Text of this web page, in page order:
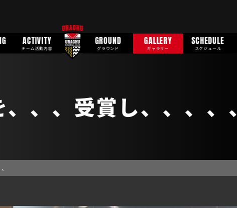
ACTIVITY
チーム活動内容
GROUND
グラウンド
GALLERY
ギャラリー
SCHEDULE
スケジュール
、、受賞し、、、、、